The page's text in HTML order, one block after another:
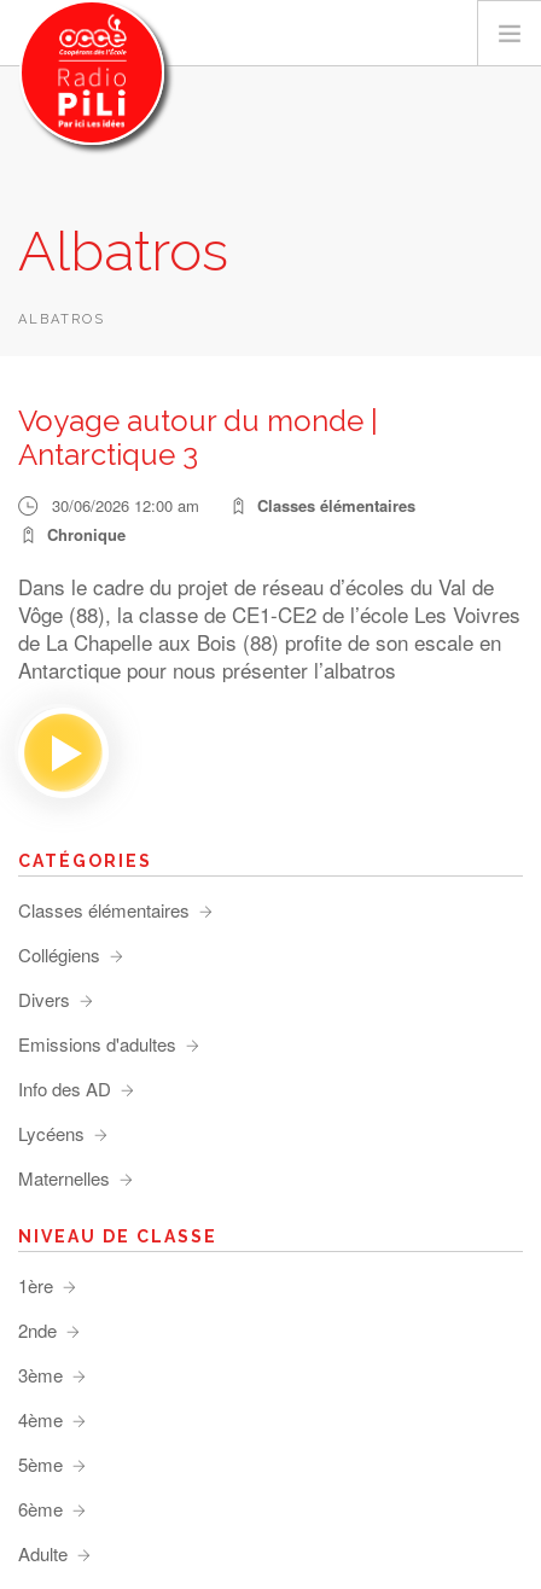
GRILLE DES PROGRAMMES
EMISSIONS / PODCASTS
RECHERCHER
Albatros
ALBATROS
Voyage autour du monde |
Antarctique 3
30/06/2026 12:00 am
Classes élémentaires
Chronique
Dans le cadre du projet de réseau d’écoles du Val de
Vôge (88), la classe de CE1-CE2 de l’école Les Voivres
de La Chapelle aux Bois (88) profite de son escale en
Antarctique pour nous présenter l’albatros
CATÉGORIES
Classes élémentaires
Collégiens
Divers
Emissions d'adultes
Info des AD
Lycéens
Maternelles
NIVEAU DE CLASSE
1ère
2nde
3ème
4ème
5ème
6ème
Adulte